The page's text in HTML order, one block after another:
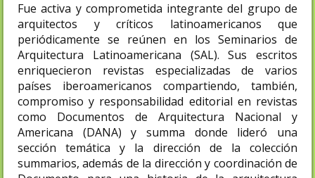
Fue activa y comprometida integrante del grupo de
arquitectos y críticos latinoamericanos que
periódicamente se reúnen en los Seminarios de
Arquitectura Latinoamericana (SAL). Sus escritos
enriquecieron revistas especializadas de varios
países iberoamericanos compartiendo, también,
compromiso y responsabilidad editorial en revistas
como Documentos de Arquitectura Nacional y
Americana (DANA) y summa donde lideró una
sección temática y la dirección de la colección
summarios, además de la dirección y coordinación de